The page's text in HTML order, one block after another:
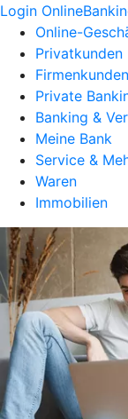
Login
Online-
Privatkunden
Firmenkunden
Private
Banking &
Meine Bank
Service &
Waren
Immobilien